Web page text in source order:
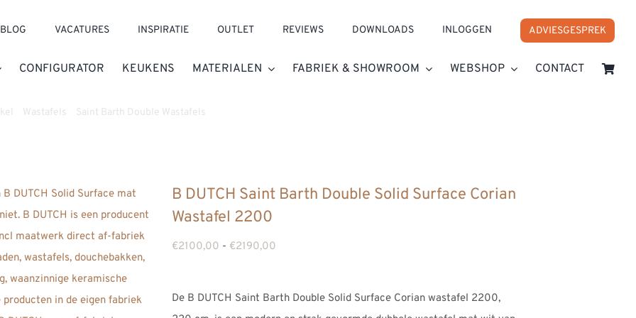
BLOG VACATURES INSPIRATIE OUTLET REVIEWS DOWNLOADS INLOGGEN ADVIESGESPREK
CONFIGURATOR KEUKENS MATERIALEN FABRIEK & SHOWROOM WEBSHOP CONTACT
Wastafels Saint Barth Double Wastafels
B DUTCH Saint Barth Double Solid Surface Corian
Wastafel 2200
€2100,00 - €2190,00
De B DUTCH Saint Barth Double Solid Surface Corian wastafel 2200,